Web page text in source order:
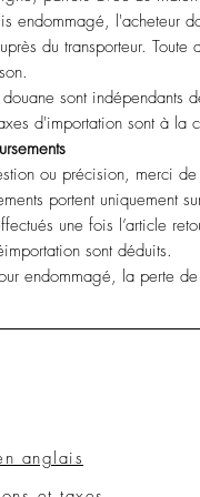
endommagé, l'acheteur
du transporteur. Toute
sont indépendants
d'importation sont à la
ou précision, merci
portent uniquement
une fois l’article
sont déduits.
endommagé, la perte
anglais